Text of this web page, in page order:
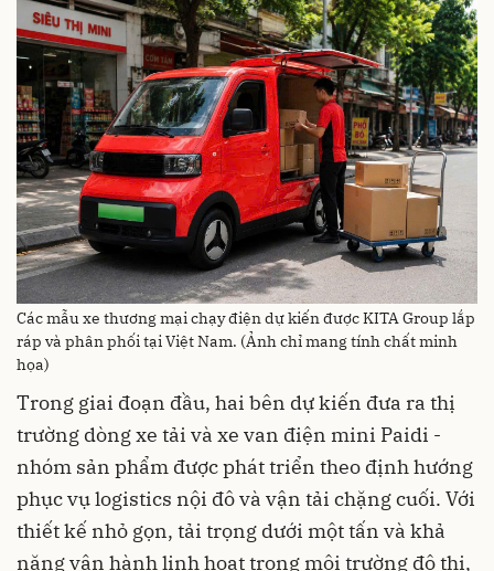
Các mẫu xe thương mại chạy điện dự kiến được KITA Group lắp
ráp và phân phối tại Việt Nam. (Ảnh chỉ mang tính chất minh
họa)
Trong giai đoạn đầu, hai bên dự kiến đưa ra thị
trường dòng xe tải và xe van điện mini Paidi -
nhóm sản phẩm được phát triển theo định hướng
phục vụ logistics nội đô và vận tải chặng cuối. Với
thiết kế nhỏ gọn, tải trọng dưới một tấn và khả
năng vận hành linh hoạt trong môi trường đô thị,